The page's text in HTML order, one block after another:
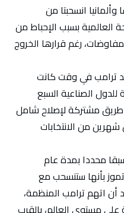
انسحبتا من
العالمية بسبب الإحباط من
رغم قرارها الخروج
ترامب في وقت كانت
للدول الصناعية السبع
طريق مشتركة لإصلاح شامل
من الانتخابات
محددا بمدة عام
بأنها ستنسحب مع
أن اتهم ترامب المنظمة،
على مستوى العالم، بالقرب